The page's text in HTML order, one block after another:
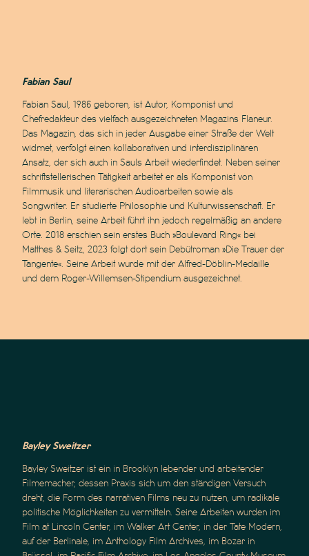
Fabian Saul
Fabian Saul, 1986 geboren, ist Autor, Komponist und
Chefredakteur des vielfach ausgezeichneten Magazins Flaneur.
Das Magazin, das sich in jeder Ausgabe einer Straße der Welt
widmet, verfolgt einen kollaborativen und interdisziplinären
Ansatz, der sich auch in Sauls Arbeit wiederfindet. Neben seiner
schriftstellerischen Tätigkeit arbeitet er als Komponist von
Filmmusik und literarischen Audioarbeiten sowie als
Songwriter. Er studierte Philosophie und Kulturwissenschaft. Er
lebt in Berlin, seine Arbeit führt ihn jedoch regelmäßig an andere
Orte. 2018 erschien sein erstes Buch »Boulevard Ring« bei
Matthes & Seitz, 2023 folgt dort sein Debütroman »Die Trauer der
Tangente«. Seine Arbeit wurde mit der Alfred-Döblin-Medaille
und dem Roger-Willemsen-Stipendium ausgezeichnet.
BayleySweitzer
Bayley Sweitzer ist ein in Brooklyn lebender und arbeitender
Filmemacher, dessen Praxis sich um den ständigen Versuch
dreht, die Form des narrativen Films neu zu nutzen, um radikale
politische Möglichkeiten zu vermitteln. Seine Arbeiten wurden im
Film at Lincoln Center, im Walker Art Center, in der Tate Modern,
auf der Berlinale, im Anthology Film Archives, im Bozar in